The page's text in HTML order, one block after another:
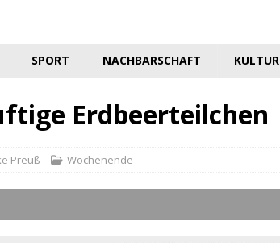
SPORT NACHBARSCHAFT KULTUR
Erdbeerteilchen
Preuß Wochenende